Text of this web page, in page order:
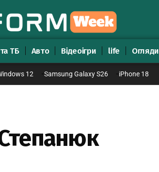
ТБ Авто Відеоігри life Огляди
12 Samsung Galaxy S26 iPhone 18